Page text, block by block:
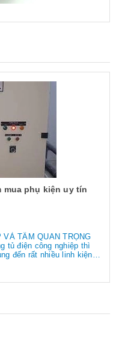
mua phụ kiện uy tín
TẦM QUAN TRỌNG
tủ điện công nghiệp thì
đến rất nhiều linh kiện
loại phụ kiện tủ điện
có tác dụng như thế